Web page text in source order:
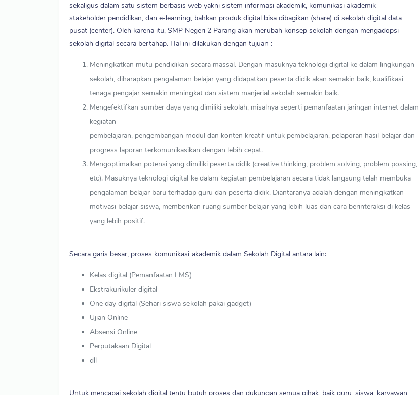
sekaligus dalam satu sistem berbasis web yakni sistem informasi akademik, komunikasi akademik
stakeholder pendidikan, dan e-learning, bahkan produk digital bisa dibagikan (share) di sekolah digital data
pusat (center). Oleh karena itu, SMP Negeri 2 Parang akan merubah konsep sekolah dengan mengadopsi
sekolah digital secara bertahap. Hal ini dilakukan dengan tujuan :
Meningkatkan mutu pendidikan secara massal. Dengan masuknya teknologi digital ke dalam lingkungan
sekolah, diharapkan pengalaman belajar yang didapatkan peserta didik akan semakin baik, kualifikasi
tenaga pengajar semakin meningkat dan sistem manjerial sekolah semakin baik.
Mengefektifkan sumber daya yang dimiliki sekolah, misalnya seperti pemanfaatan jaringan internet dalam
kegiatan
pembelajaran, pengembangan modul dan konten kreatif untuk pembelajaran, pelaporan hasil belajar dan
progress laporan terkomunikasikan dengan lebih cepat.
Mengoptimalkan potensi yang dimiliki peserta didik (creative thinking, problem solving, problem possing,
etc). Masuknya teknologi digital ke dalam kegiatan pembelajaran secara tidak langsung telah membuka
pengalaman belajar baru terhadap guru dan peserta didik. Diantaranya adalah dengan meningkatkan
motivasi belajar siswa, memberikan ruang sumber belajar yang lebih luas dan cara berinteraksi di kelas
yang lebih positif.
Secara garis besar, proses komunikasi akademik dalam Sekolah Digital antara lain:
Kelas digital (Pemanfaatan LMS)
Ekstrakurikuler digital
One day digital (Sehari siswa sekolah pakai gadget)
Ujian Online
Absensi Online
Perputakaan Digital
dll